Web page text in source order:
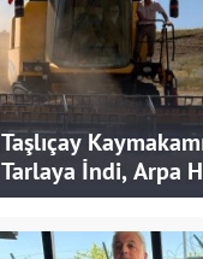
Taşlıçay
Tarlaya İndi, Arpa